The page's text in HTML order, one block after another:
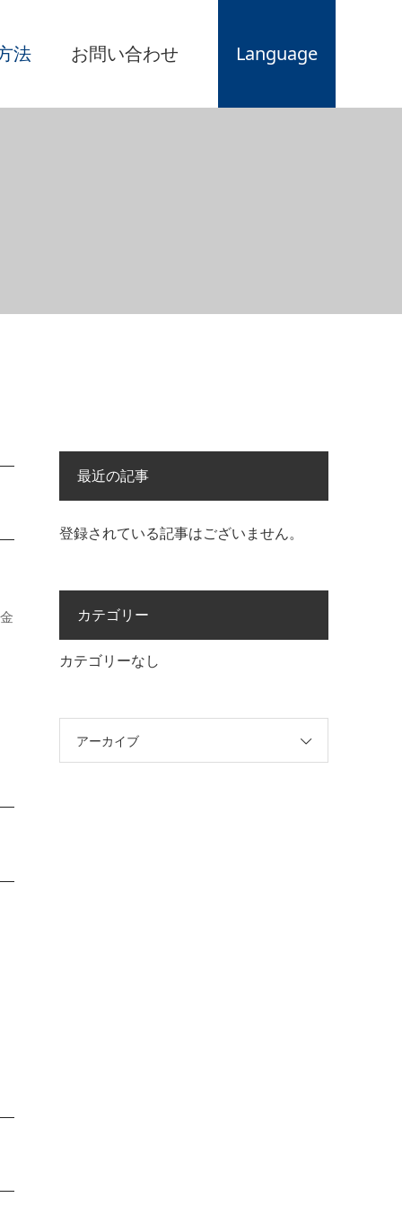
法 お問い合わせ Language
最近の記事
登録されている記事はございません。
カテゴリー
カテゴリーなし
アーカイブ